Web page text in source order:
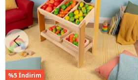
%5 İndirim